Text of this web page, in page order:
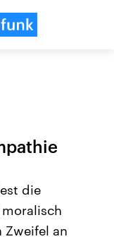
die
Zweifel an